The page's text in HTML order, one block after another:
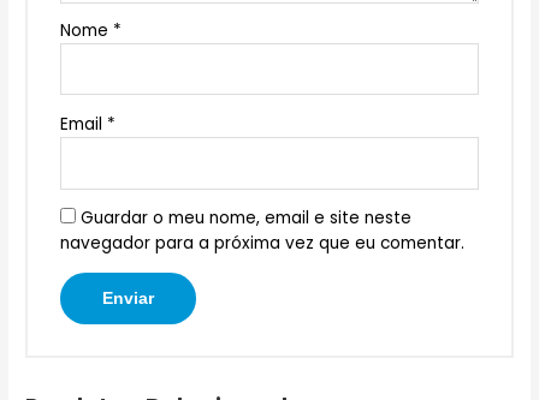
Nome *
Email *
Guardar o meu nome, email e site neste
navegador para a próxima vez que eu comentar.